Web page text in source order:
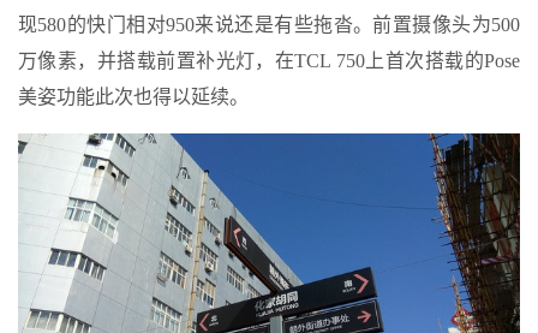
现580的快门相对950来说还是有些拖沓。前置摄像头为500
万像素，并搭载前置补光灯，在TCL 750上首次搭载的Pose
美姿功能此次也得以延续。